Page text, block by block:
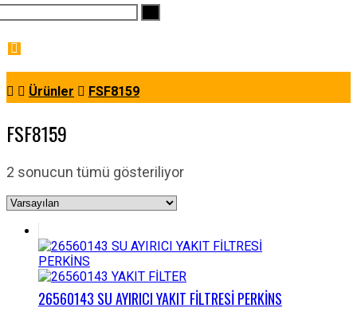
Ürünler FSF8159
FSF8159
2 sonucun tümü gösteriliyor
26560143 SU AYIRICI YAKIT FİLTRESİ PERKİNS